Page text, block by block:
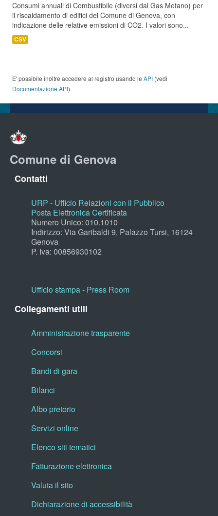
Consumi annuali di Combustibile (diversi dal Gas Metano) per
il riscaldamento di edifici del Comune di Genova, con
indicazione delle relative emissioni di CO2. I valori sono...
CSV
E' possibile inoltre accedere al registro usando le API (vedi
Documentazione API).
Comune di Genova
Contatti
URP - Ufficio Relazioni con il Pubblico
Posta Elettronica Certificata
Numero Unico: 010.1010
Indirizzo: Via Garibaldi 9, Palazzo Tursi, 16124
Genova
P. Iva: 00856930102
Ufficio stampa - Press Room
Collegamenti utili
Amministrazione trasparente
Concorsi
Bandi di gara
Bilanci
Albo pretorio
Servizi online
Elenco siti tematici
Fatturazione elettronica
Valuta il sito
Dichiarazione di accessibilità